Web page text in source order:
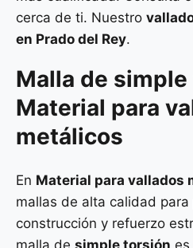
cerca de ti. Nuestro
en Prado del Rey.
Malla de
Material para
metálicos
En Material para vallados
mallas de alta calidad
construcción y refuerzo
malla de simple torsión es